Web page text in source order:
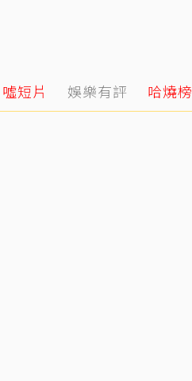
噓短片 娛樂有評 哈燒榜